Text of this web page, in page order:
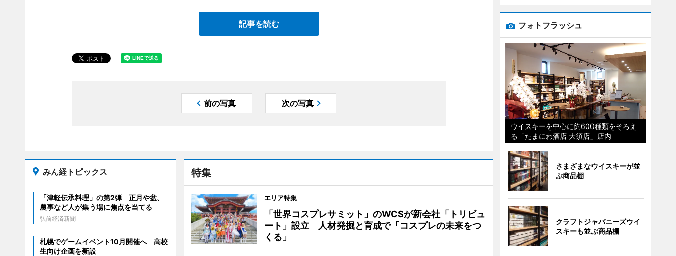
記事を読む
前の写真 次の写真
特集
エリア特集
「世界コスプレサミット」のWCSが新会社「トリビュ
ート」設立 人材発掘と育成で「コスプレの未来をつ
くる」
みん経トピックス
「津軽伝承料理」の第2弾 正月や盆、
農事など人が集う場に焦点を当てる
弘前経済新聞
札幌でゲームイベント10月開催へ 高校
生向け企画を新設
フォトフラッシュ
ウイスキーを中心に約600種類をそろえ
る「たまにわ酒店 大須店」店内
さまざまなウイスキーが並
ぶ商品棚
クラフトジャパニーズウイ
スキーも並ぶ商品棚